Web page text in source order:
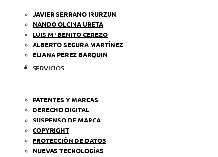
JAVIER SERRANO IRURZUN
NANDO OLCINA URETA
LUIS Mª BENITO CEREZO
ALBERTO SEGURA MARTÍNEZ
ELIANA PÉREZ BARQUÍN
SERVICIOS
PATENTES Y MARCAS
DERECHO DIGITAL
SUSPENSO DE MARCA
COPYRIGHT
PROTECCIÓN DE DATOS
NUEVAS TECNOLOGÍAS